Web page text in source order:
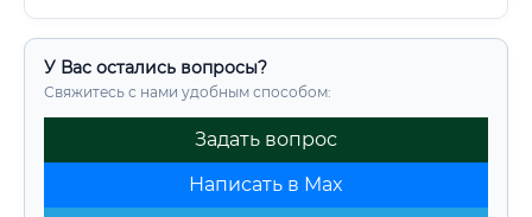
У Вас остались вопросы?
Свяжитесь с нами удобным способом:
Задать вопрос
Написать в Max